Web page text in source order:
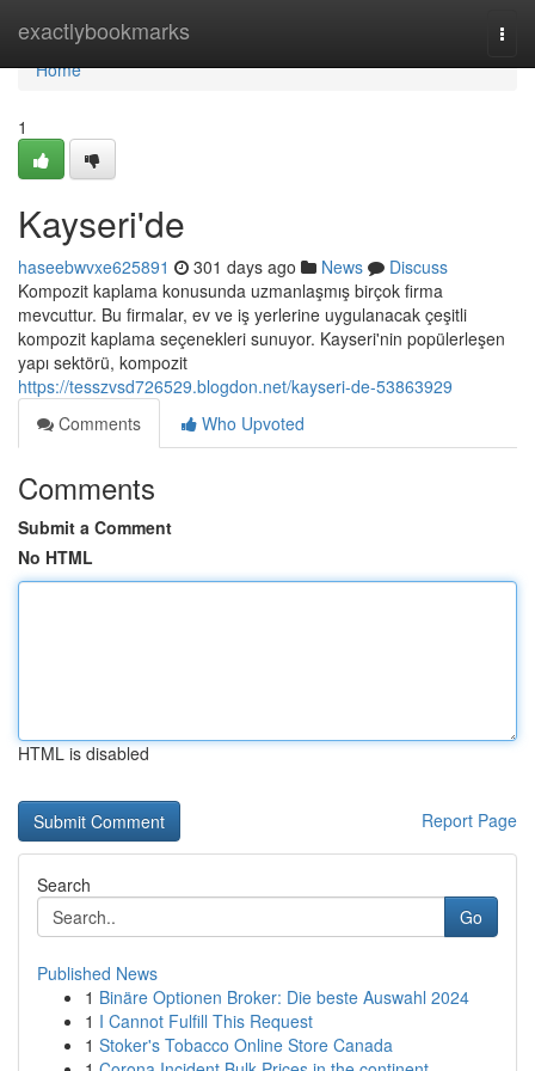
exactlybookmarks
Home
Home
1
Kayseri'de
haseebwvxe625891 301 days ago News
Discuss
Kompozit kaplama konusunda uzmanlaşmış birçok firma
mevcuttur. Bu firmalar, ev ve iş yerlerine uygulanacak çeşitli
kompozit kaplama seçenekleri sunuyor. Kayseri'nin popülerleşen
yapı sektörü, kompozit
https://tesszvsd726529.blogdon.net/kayseri-de-53863929
Comments
Who Upvoted
Comments
Submit a Comment
No HTML
HTML is disabled
Report Page
Search
Go
Published News
1 Binäre Optionen Broker: Die beste Auswahl 2024
1 I Cannot Fulfill This Request
1 Stoker's Tobacco Online Store Canada